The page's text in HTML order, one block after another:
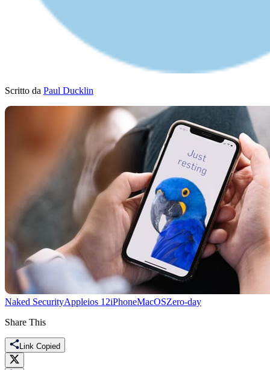
Scritto da Paul Ducklin
Naked SecurityAppleios 12iPhoneMacOSZero-day
Share This
Link Copied